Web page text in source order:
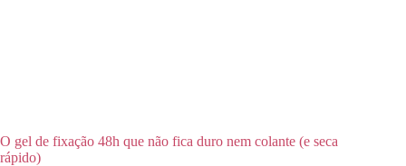
O gel de fixação 48h que não fica duro nem colante (e seca
rápido)